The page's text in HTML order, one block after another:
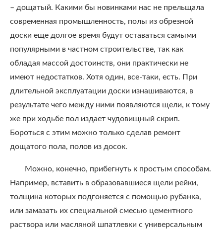
– дощатый. Какими бы новинками нас не прельщала
современная промышленность, полы из обрезной
доски еще долгое время будут оставаться самыми
популярными в частном строительстве, так как
обладая массой достоинств, они практически не
имеют недостатков. Хотя один, все-таки, есть. При
длительной эксплуатации доски изнашиваются, в
результате чего между ними появляются щели, к тому
же при ходьбе пол издает чудовищный скрип.
Бороться с этим можно только сделав ремонт
дощатого пола, полов из досок.
Можно, конечно, прибегнуть к простым способам.
Например, вставить в образовавшиеся щели рейки,
толщина которых подгоняется с помощью рубанка,
или замазать их специальной смесью цементного
раствора или масляной шпатлевки с универсальным